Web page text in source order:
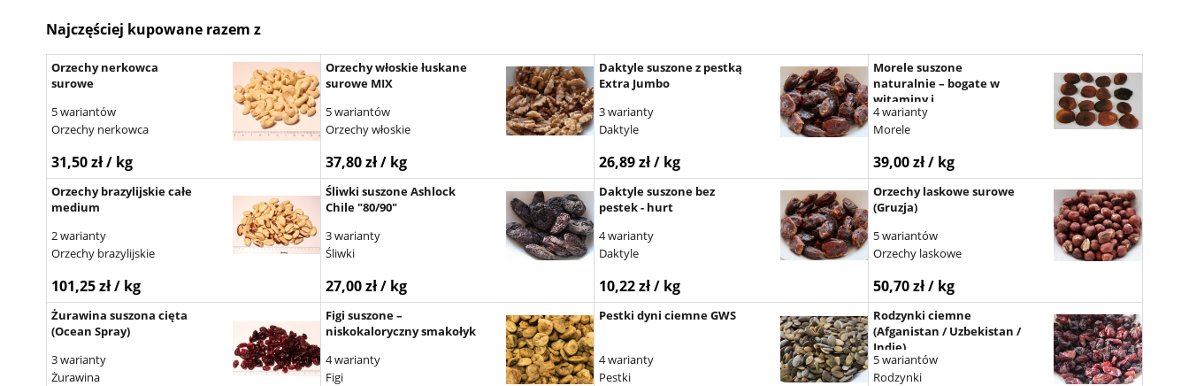
Najczęściej kupowane razem z
Orzechy nerkowca
surowe
5 wariantów
Orzechy nerkowca
31,50 zł / kg
Orzechy włoskie łuskane
surowe MIX
5 wariantów
Orzechy włoskie
37,80 zł / kg
Daktyle suszone z pestką
Extra Jumbo
3 warianty
Daktyle
26,89 zł / kg
Morele suszone
naturalnie – bogate w
witaminy i
mikroelementy
4 warianty
Morele
39,00 zł / kg
Orzechy brazylijskie całe
medium
2 warianty
Orzechy brazylijskie
101,25 zł / kg
Śliwki suszone Ashlock
Chile "80/90"
3 warianty
Śliwki
27,00 zł / kg
Daktyle suszone bez
pestek - hurt
4 warianty
Daktyle
10,22 zł / kg
Orzechy laskowe surowe
(Gruzja)
5 wariantów
Orzechy laskowe
50,70 zł / kg
Żurawina suszona cięta
(Ocean Spray)
3 warianty
Żurawina
Figi suszone –
niskokaloryczny smakołyk
4 warianty
Figi
Pestki dyni ciemne GWS
4 warianty
Pestki
Rodzynki ciemne
(Afganistan / Uzbekistan /
Indie)
5 wariantów
Rodzynki